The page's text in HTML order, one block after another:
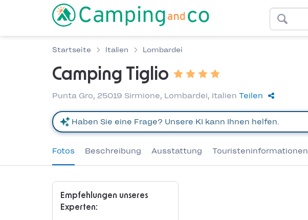
Startseite Italien Lombardei
Camping Tiglio
Punta Gro, 25019 Sirmione, Lombardei, Italien Teilen
Fotos Beschreibung Ausstattung Touristeninformationen
Empfehlungen unseres
Experten: